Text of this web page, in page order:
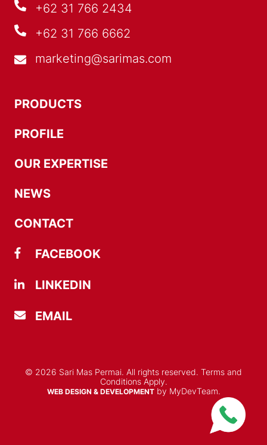
+62 31 766 2434
+62 31 766 6662
marketing@sarimas.com
PRODUCTS
PROFILE
OUR EXPERTISE
NEWS
CONTACT
FACEBOOK
LINKEDIN
EMAIL
© 2026 Sari Mas Permai. All rights reserved. Terms and
Conditions Apply.
WEB DESIGN & DEVELOPMENTby MyDevTeam.